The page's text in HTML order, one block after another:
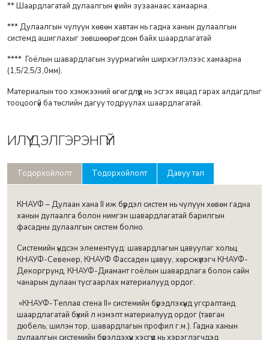
** Шаардлагатай дулаалгын үеийн зузаанаас хамаарна.
*** Дулаалгын чулуун хөвөн хавтан нь гадна ханын дулаалгын
системд ашиглахыг зөвшөөрөгдсөн байх шаардлагатай
**** Гоёлын шавардлагын зуурмагийн ширхэглэлээс хамаарна
(1,5/2,5/3,0мм).
Материалын тоо хэмжээний өгөгдлүүд нь эсгэх явцад гарах алдагдлыг
тооцоогүй ба төслийн дагуу тодруулах шаардлагатай.
ИЛҮҮ ДЭЛГЭРЭНГҮЙ
Тодорхойлолт Тодорхойлолт Давуу тал
КНАУФ – Дулаан хана II иж бүрдэл систем нь чулуун хөвөн гадна
ханын дулаалга болон нимгэн шавардлагатай барилгын
фасадны дулаалгын систем болно.
Системийн үндсэн элементууд: шавардлагын цавуулаг хольц
КНАУФ-Севенер, КНАУФ Фассаден цавуу, хөрсжүүлэгч КНАУФ-
Декоргрунд, КНАУФ-Диамант гоёлын шавардлага болон сайн
чанарын дулаан тусгаарлах материалууд ордог.
«КНАУФ-Теплая стена II» системийн бүрэдлэхүүнд угсралтанд
шаардлагатай бүхий л нэмэлт материалууд ордог (тавган
дюбель, шилэн тор, шавардлагын профил г.м.). Гадна ханын
дулаалгын системийн бүрэлдэхүүн хэсгүүд нь хэрэглэгчдэд